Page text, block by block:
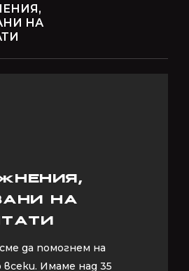
НА
на
да помогнем на
Имаме над 35
на
резултати
сме да помогнем на
всеки. Имаме над 35